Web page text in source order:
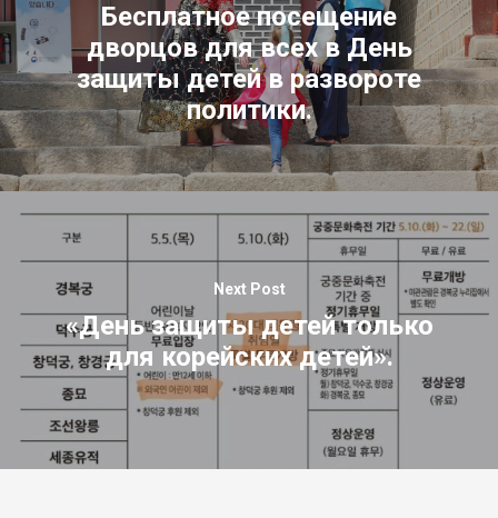
Бесплатное посещение
дворцов для всех в День
защиты детей в развороте
политики.
Next Post
«День защиты детей только
для корейских детей».